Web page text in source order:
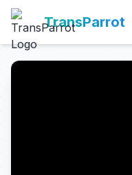
TransParrot